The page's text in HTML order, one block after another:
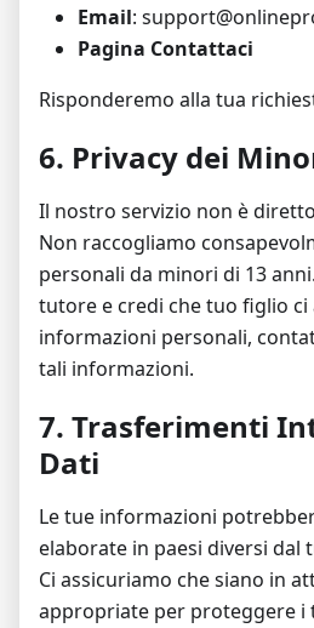
Email:
Pagina Contattaci
Risponderemo alla tua
6. Privacy dei
Il nostro servizio non è
Non raccogliamo
personali da minori di 13
tutore e credi che tuo figlio
informazioni personali,
tali informazioni.
7. Trasferimenti
Dati
Le tue informazioni
elaborate in paesi diversi dal
Ci assicuriamo che siano in
appropriate per proteggere